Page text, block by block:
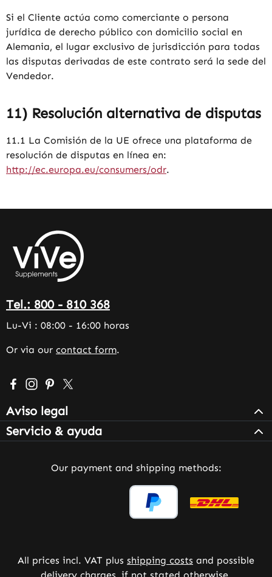
Si el Cliente actúa como comerciante o persona
jurídica de derecho público con domicilio social en
Alemania, el lugar exclusivo de jurisdicción para todas
las disputas derivadas de este contrato será la sede del
Vendedor.
11) Resolución alternativa de disputas
11.1 La Comisión de la UE ofrece una plataforma de
resolución de disputas en línea en:
http://ec.europa.eu/consumers/odr.
Tel.: 800 - 810 368
Lu-Vi : 08:00 - 16:00 horas
Or via our contact form.
Visit us on Facebook – opens in a new browser tab
Check us out on Instagram – opens in a new
Get inspired on Pinterest – opens in a new
Follow us on X – opens in a new browser
Aviso legal
Servicio & ayuda
Our payment and shipping methods:
All prices incl. VAT plus shipping costs and possible